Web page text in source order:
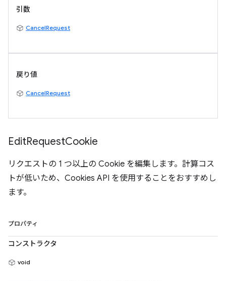
引数
CancelRequest
戻り値
CancelRequest
EditRequestCookie
リクエストの 1 つ以上の Cookie を編集します。計算コス
トが低いため、Cookies API を使用することをおすすめし
ます。
プロパティ
コンストラクタ
void